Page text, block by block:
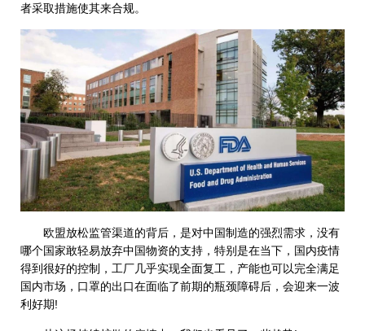
者采取措施使其来合规。
欧盟放松监管渠道的背后，是对中国制造的强烈需求，没有
哪个国家敢轻易放弃中国物资的支持，特别是在当下，国内疫情
得到很好的控制，工厂几乎实现全面复工，产能也可以完全满足
国内市场，口罩的出口在面临了前期的瓶颈障碍后，会迎来一波
利好期!